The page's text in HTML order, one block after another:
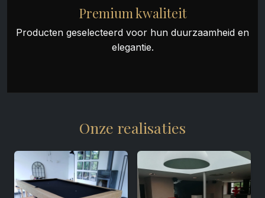
Premium kwaliteit
Producten geselecteerd voor hun duurzaamheid en
elegantie.
Onze realisaties